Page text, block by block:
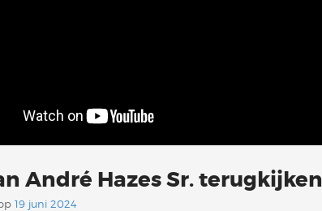
André Hazes Sr. terugkijken
19 juni 2024